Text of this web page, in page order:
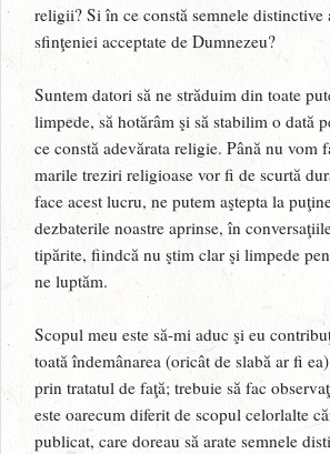
religii? Si în ce constă semnele
sfinţeniei acceptate de Dumnezeu?
Suntem datori să ne străduim din toate
limpede, să hotărâm şi să stabilim o dată
ce constă adevărata religie. Până nu vom
marile treziri religioase vor fi de scurtă
face acest lucru, ne putem aştepta la
dezbaterile noastre aprinse, în
tipărite, fiindcă nu ştim clar şi limpede
ne luptăm.
Scopul meu este să-mi aduc şi eu
toată îndemânarea (oricât de slabă ar fi
prin tratatul de faţă; trebuie să fac
este oarecum diferit de scopul celorlalte
publicat, care doreau să arate semnele